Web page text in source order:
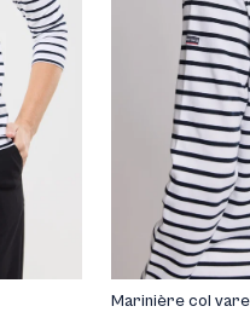
Marinière col